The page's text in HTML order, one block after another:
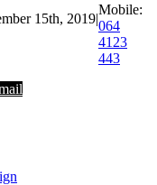
15th, 2019|
Mobile:
064
4123
443